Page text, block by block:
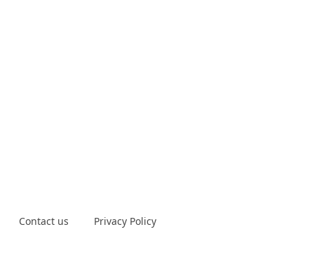
Contact us Privacy Policy